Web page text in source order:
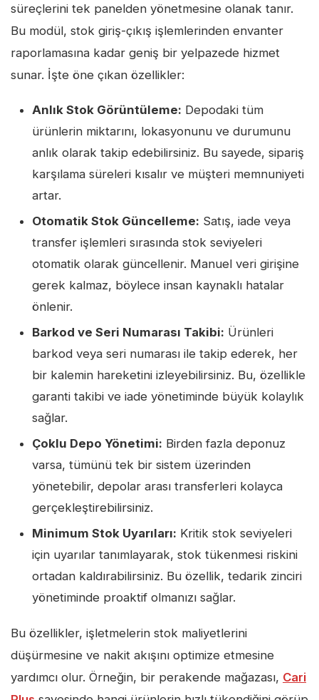
süreçlerini tek panelden yönetmesine olanak tanır.
Bu modül, stok giriş-çıkış işlemlerinden envanter
raporlamasına kadar geniş bir yelpazede hizmet
sunar. İşte öne çıkan özellikler:
Anlık Stok Görüntüleme: Depodaki tüm
ürünlerin miktarını, lokasyonunu ve durumunu
anlık olarak takip edebilirsiniz. Bu sayede, sipariş
karşılama süreleri kısalır ve müşteri memnuniyeti
artar.
Otomatik Stok Güncelleme: Satış, iade veya
transfer işlemleri sırasında stok seviyeleri
otomatik olarak güncellenir. Manuel veri girişine
gerek kalmaz, böylece insan kaynaklı hatalar
önlenir.
Barkod ve Seri Numarası Takibi: Ürünleri
barkod veya seri numarası ile takip ederek, her
bir kalemin hareketini izleyebilirsiniz. Bu, özellikle
garanti takibi ve iade yönetiminde büyük kolaylık
sağlar.
Çoklu Depo Yönetimi: Birden fazla deponuz
varsa, tümünü tek bir sistem üzerinden
yönetebilir, depolar arası transferleri kolayca
gerçekleştirebilirsiniz.
Minimum Stok Uyarıları: Kritik stok seviyeleri
için uyarılar tanımlayarak, stok tükenmesi riskini
ortadan kaldırabilirsiniz. Bu özellik, tedarik zinciri
yönetiminde proaktif olmanızı sağlar.
Bu özellikler, işletmelerin stok maliyetlerini
düşürmesine ve nakit akışını optimize etmesine
yardımcı olur. Örneğin, bir perakende mağazası, Cari